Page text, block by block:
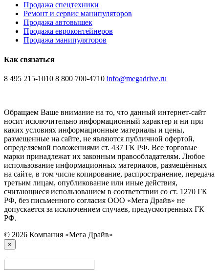
Продажа спецтехники
Ремонт и сервис манипуляторов
Продажа автовышек
Продажа евроконтейнеров
Продажа манипуляторов
Как связаться
8 495 215-1010 8 800 700-4710 info@megadrive.ru
Обращаем Ваше внимание на то, что данный интернет-сайт
носит исключительно информационный характер и ни при
каких условиях информационные материалы и цены,
размещенные на сайте, не являются публичной офертой,
определяемой положениями ст. 437 ГК РФ. Все торговые
марки принадлежат их законным правообладателям. Любое
использование информационных материалов, размещённых
на сайте, в том числе копирование, распространение, передача
третьим лицам, опубликование или иные действия,
считающиеся использованием в соответствии со ст. 1270 ГК
РФ, без письменного согласия ООО «Мега Драйв» не
допускается за исключением случаев, предусмотренных ГК
РФ.
© 2026 Компания «Мега Драйв»
×